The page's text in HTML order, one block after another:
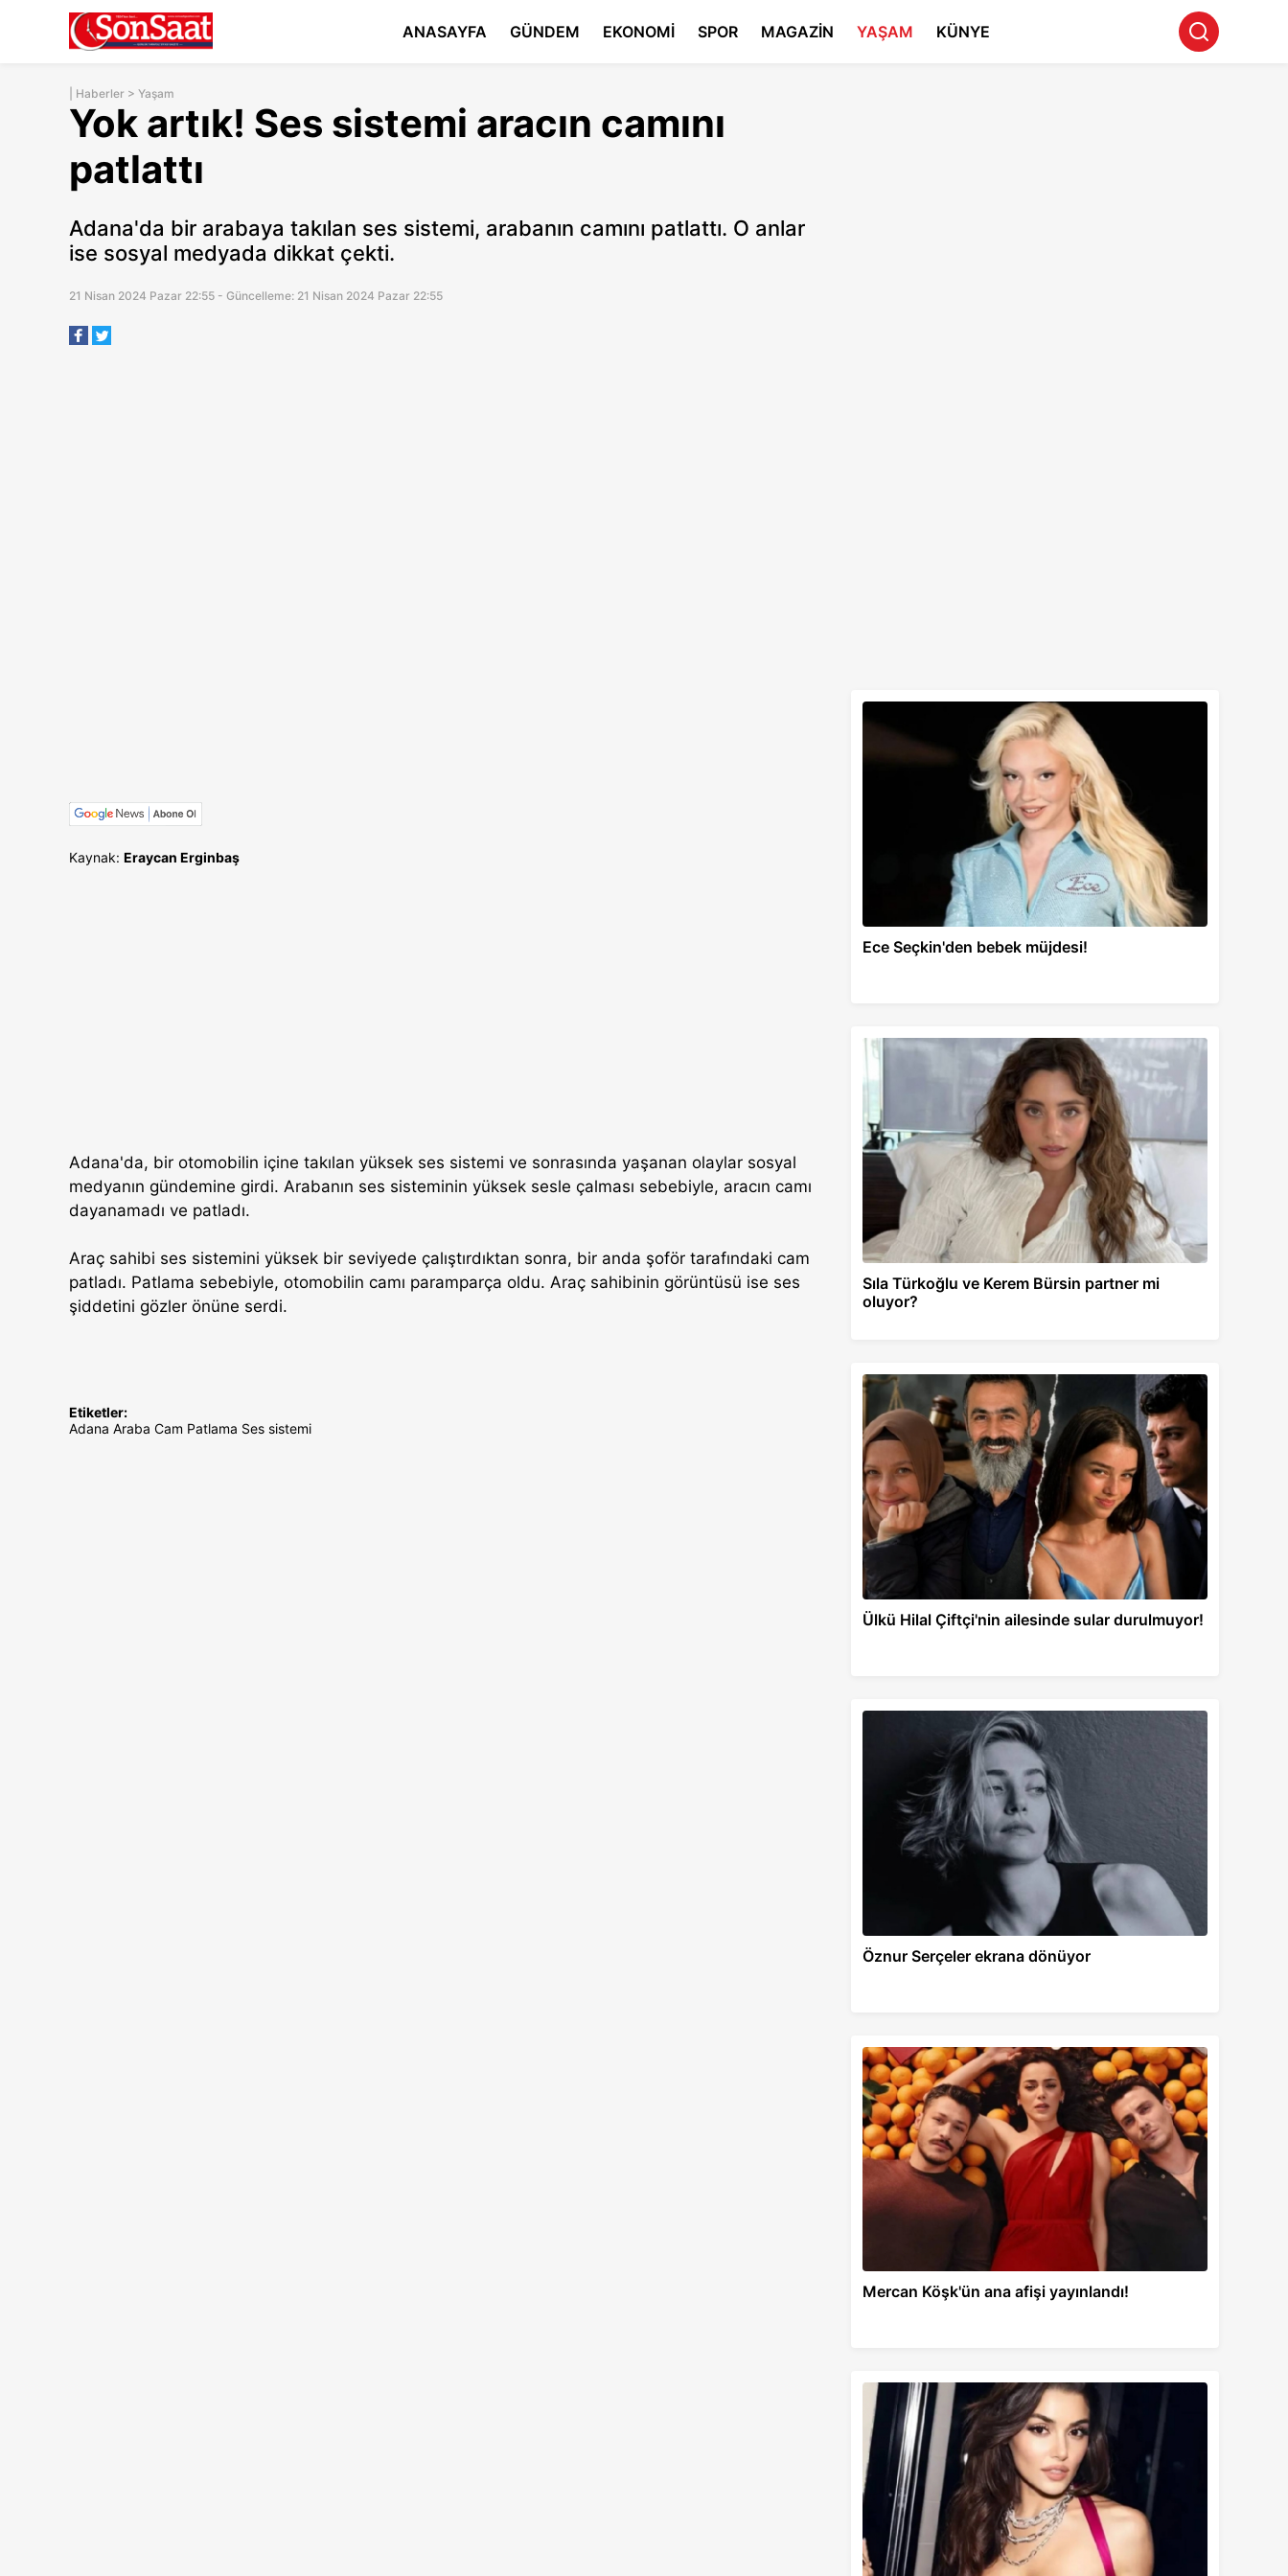
ANASAYFA GÜNDEM EKONOMİ SPOR MAGAZİN YAŞAM KÜNYE
Haberler > Yaşam
Yok artık! Ses sistemi aracın camını
patlattı
Adana'da bir arabaya takılan ses sistemi, arabanın camını patlattı. O anlar
ise sosyal medyada dikkat çekti.
21 Nisan 2024 Pazar 22:55 - Güncelleme: 21 Nisan 2024 Pazar 22:55
Kaynak: Eraycan Erginbaş
Adana'da, bir otomobilin içine takılan yüksek ses sistemi ve sonrasında yaşanan olaylar sosyal
medyanın gündemine girdi. Arabanın ses sisteminin yüksek sesle çalması sebebiyle, aracın camı
dayanamadı ve patladı.
Araç sahibi ses sistemini yüksek bir seviyede çalıştırdıktan sonra, bir anda şoför tarafındaki cam
patladı. Patlama sebebiyle, otomobilin camı paramparça oldu. Araç sahibinin görüntüsü ise ses
şiddetini gözler önüne serdi.
Etiketler:
Adana Araba Cam Patlama Ses sistemi
Ece Seçkin'den bebek müjdesi!
Sıla Türkoğlu ve Kerem Bürsin partner mi
oluyor?
Ülkü Hilal Çiftçi'nin ailesinde sular durulmuyor!
Öznur Serçeler ekrana dönüyor
Mercan Köşk'ün ana afişi yayınlandı!